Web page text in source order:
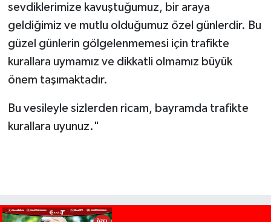
sevdiklerimize kavuştuğumuz, bir araya
geldiğimiz ve mutlu olduğumuz özel günlerdir. Bu
güzel günlerin gölgelenmemesi için trafikte
kurallara uymamız ve dikkatli olmamız büyük
önem taşımaktadır.
Bu vesileyle sizlerden ricam, bayramda trafikte
kurallara uyunuz."